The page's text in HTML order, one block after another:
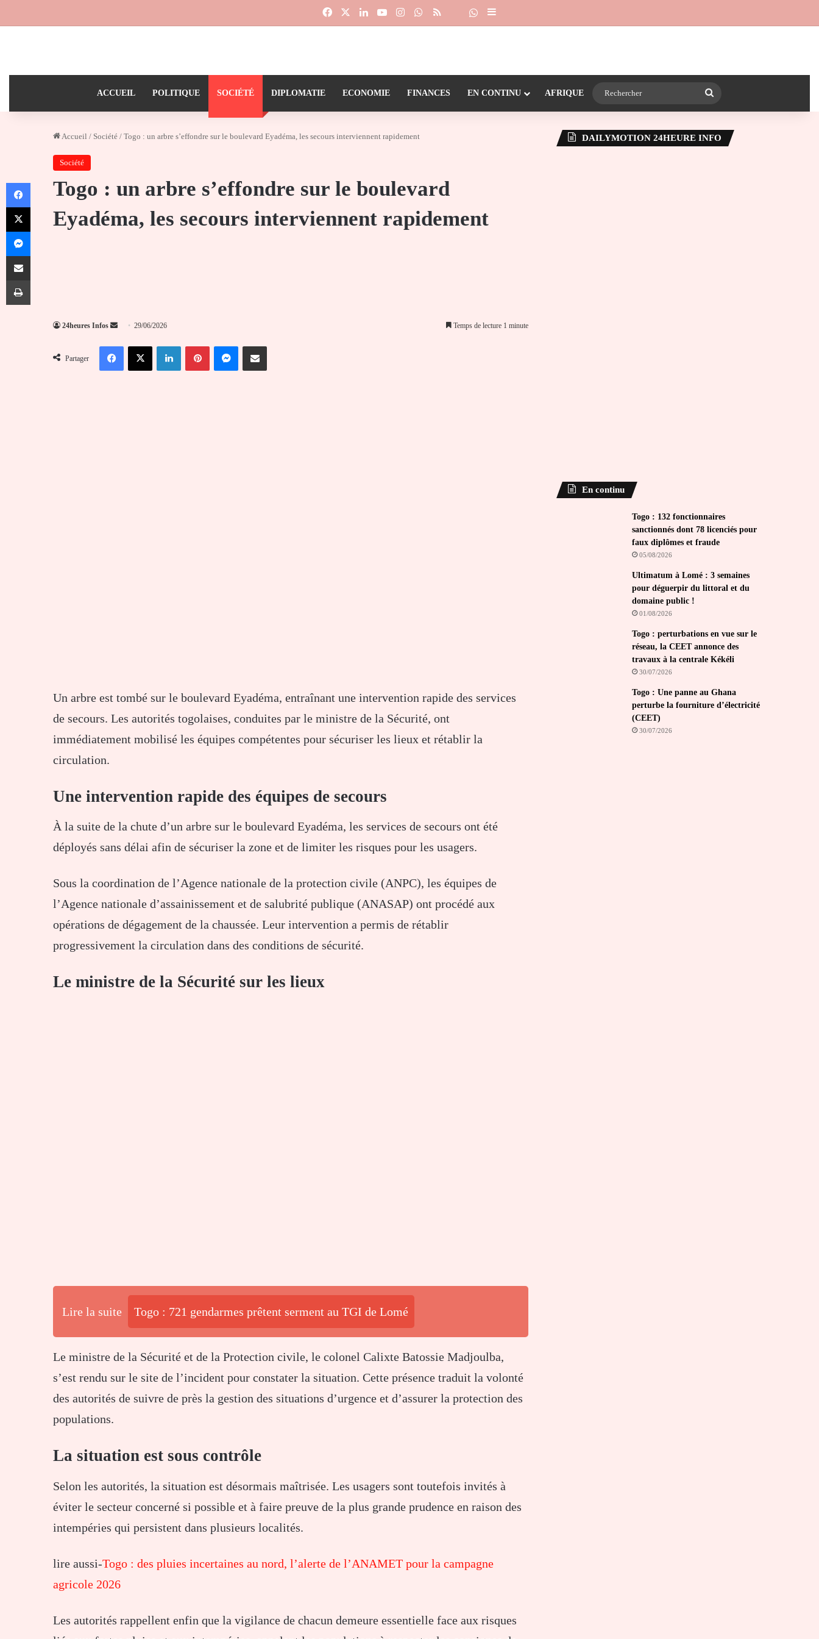
FacebookLinkedinYouTubeInstagramWhatsApp
RSS Dailymotion
Suivre la chaîne 24heureinfo sur WhatsApp
Sidebar (barre latérale)
ACCUEIL POLITIQUE SOCIÉTÉ DIPLOMATIE ECONOMIE FINANCES EN CONTINU AFRIQUE
Accueil / Société / Togo : un arbre s’effondre sur le boulevard Eyadéma, les secours interviennent rapidement
Société
Togo : un arbre s’effondre sur le boulevard
Eyadéma, les secours interviennent rapidement
24heures Infos
Envoyer
courriel
29/06/2026 Temps de lecture 1 minute
Partager
FacebookX LinkedinPinterestMessengerPartager par email
Un arbre est tombé sur le boulevard Eyadéma, entraînant une intervention rapide des services
de secours. Les autorités togolaises, conduites par le ministre de la Sécurité, ont
immédiatement mobilisé les équipes compétentes pour sécuriser les lieux et rétablir la
circulation.
Une intervention rapide des équipes de secours
À la suite de la chute d’un arbre sur le boulevard Eyadéma, les services de secours ont été
déployés sans délai afin de sécuriser la zone et de limiter les risques pour les usagers.
Sous la coordination de l’Agence nationale de la protection civile (ANPC), les équipes de
l’Agence nationale d’assainissement et de salubrité publique (ANASAP) ont procédé aux
opérations de dégagement de la chaussée. Leur intervention a permis de rétablir
progressivement la circulation dans des conditions de sécurité.
Le ministre de la Sécurité sur les lieux
Lire la suite Togo : 721 gendarmes prêtent serment au TGI de Lomé
Le ministre de la Sécurité et de la Protection civile, le colonel Calixte Batossie Madjoulba,
s’est rendu sur le site de l’incident pour constater la situation. Cette présence traduit la volonté
des autorités de suivre de près la gestion des situations d’urgence et d’assurer la protection des
populations.
La situation est sous contrôle
Selon les autorités, la situation est désormais maîtrisée. Les usagers sont toutefois invités à
éviter le secteur concerné si possible et à faire preuve de la plus grande prudence en raison des
intempéries qui persistent dans plusieurs localités.
lire aussi-Togo : des pluies incertaines au nord, l’alerte de l’ANAMET pour la campagne
agricole 2026
Les autorités rappellent enfin que la vigilance de chacun demeure essentielle face aux risques
DAILYMOTION 24HEURE INFO
En continu
Togo : 132 fonctionnaires
sanctionnés dont 78 licenciés pour
faux diplômes et fraude
05/08/2026
Ultimatum à Lomé : 3 semaines
pour déguerpir du littoral et du
domaine public !
01/08/2026
Togo : perturbations en vue sur le
réseau, la CEET annonce des
travaux à la centrale Kékéli
30/07/2026
Togo : Une panne au Ghana
perturbe la fourniture d’électricité
(CEET)
30/07/2026
Facebook
X
Messenger
Partager par email